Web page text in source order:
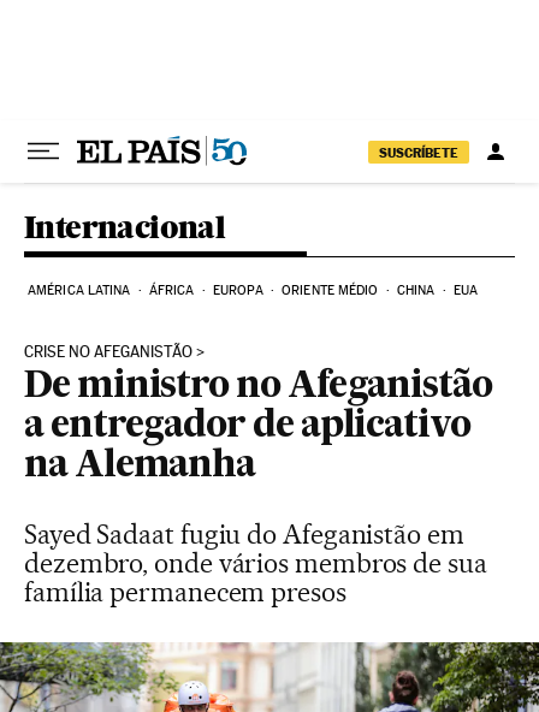
SUSCRÍBETE
Internacional
AMÉRICA LATINA ÁFRICA EUROPA ORIENTE MÉDIO CHINA EUA
CRISE NO AFEGANISTÃO
De ministro no Afeganistão
a entregador de aplicativo
na Alemanha
Sayed Sadaat fugiu do Afeganistão em
dezembro, onde vários membros de sua
família permanecem presos